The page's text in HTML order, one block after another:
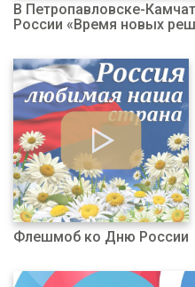
В Петропавловске-
России «Время новых
Флешмоб ко Дню России